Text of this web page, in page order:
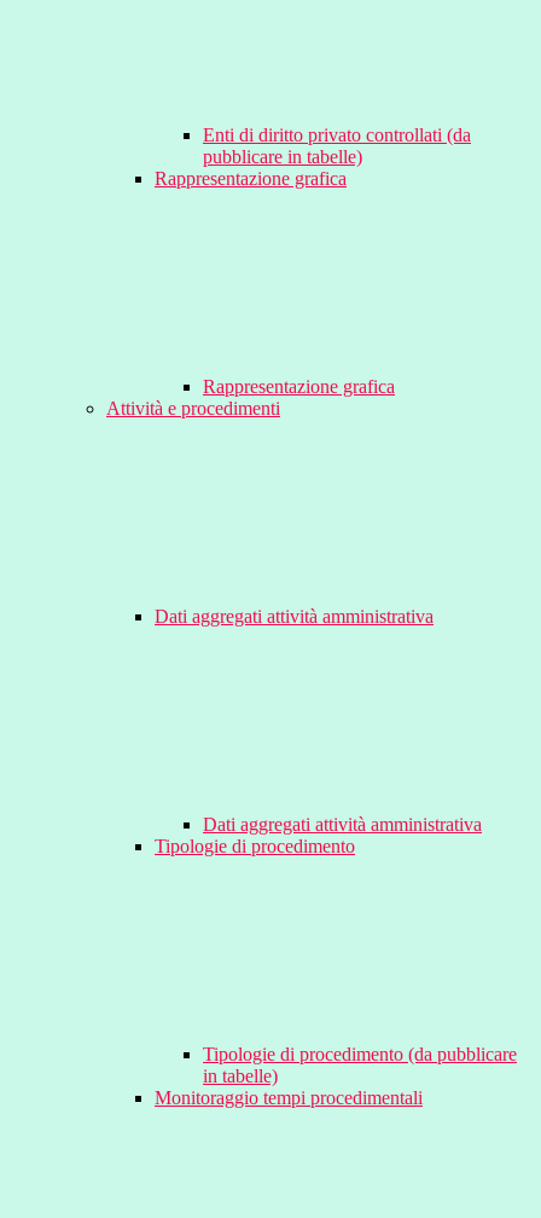
Enti di diritto privato controllati (da
pubblicare in tabelle)
Rappresentazione grafica
Rappresentazione grafica
Attività e procedimenti
Dati aggregati attività amministrativa
Dati aggregati attività amministrativa
Tipologie di procedimento
Tipologie di procedimento (da pubblicare
in tabelle)
Monitoraggio tempi procedimentali